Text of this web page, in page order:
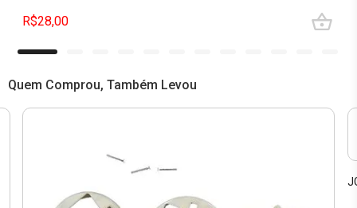
R$28,00
Quem Comprou, Também Levou